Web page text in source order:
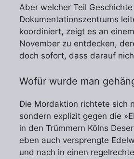
Aber welcher Teil
Dokumentationszentrums
koordiniert, zeigt es an
November zu entdecken,
doch sofort, dass darauf
Wofür wurde man
Die Mordaktion richtete sich
sondern explizit gegen die
in den Trümmern Kölns
eben auch versprengte
und nach in einen